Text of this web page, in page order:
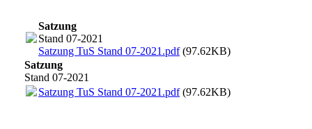
Satzung
Stand 07-2021
Satzung TuS Stand 07-2021.pdf(97.62KB)
Satzung
Stand 07-2021
Satzung TuS Stand 07-2021.pdf(97.62KB)